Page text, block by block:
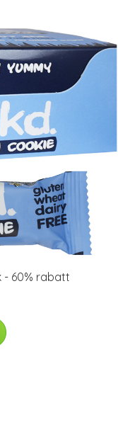
- 60% rabatt